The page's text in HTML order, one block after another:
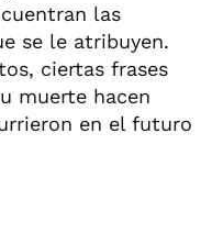
las
se le atribuyen.
ciertas frases
muerte hacen
en el futuro